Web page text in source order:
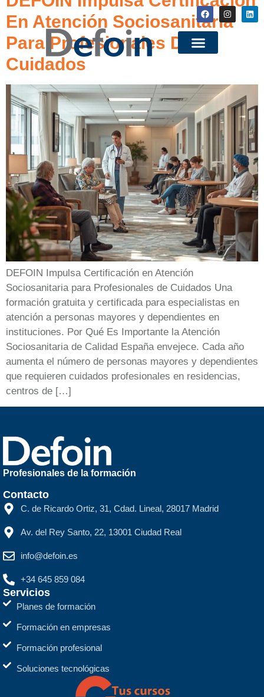
En Atención Sociosanitaria
Para Profesionales De
Cuidados
DEFOIN Impulsa Certificación en Atención
Sociosanitaria para Profesionales de Cuidados Una
formación gratuita y certificada para especialistas en
atención a personas mayores y dependientes en
instituciones. Por Qué Es Importante la Atención
Sociosanitaria de Calidad España envejece. Cada año
aumenta el número de personas mayores y dependientes
que requieren cuidados profesionales en residencias,
centros de […]
Profesionales de la formación
Contacto
C. de Ricardo Ortiz, 31, Cdad. Lineal, 28017 Madrid
Av. del Rey Santo, 22, 13001 Ciudad Real
info@defoin.es
+34 645 859 084
Servicios
Planes de formación
Formación en empresas
Formación profesional
Soluciones tecnológicas